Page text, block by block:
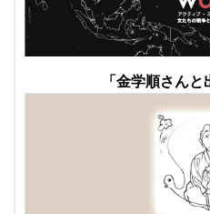
「金学順さんと